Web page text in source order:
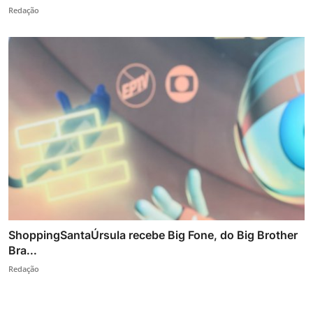
Redação
ShoppingSantaÚrsula recebe Big Fone, do Big Brother
Bra...
Redação